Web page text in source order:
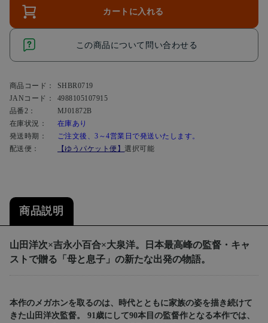
カートに入れる
この商品について問い合わせる
商品コード：
SHBR0719
JANコード：
4988105107915
品番2：
MJ01872B
在庫状況：
在庫あり
発送時期：
ご注文後、3～4営業日で発送いたします。
配送便：
【ゆうパケット便】選択可能
商品説明
山田洋次×吉永小百合×大泉洋。日本最高峰の監督・キャ
ストで贈る「母と息子」の新たな出発の物語。
本作のメガホンを取るのは、時代とともに家族の姿を描き続けて
きた山田洋次監督。 91歳にして90本目の監督作となる本作では、